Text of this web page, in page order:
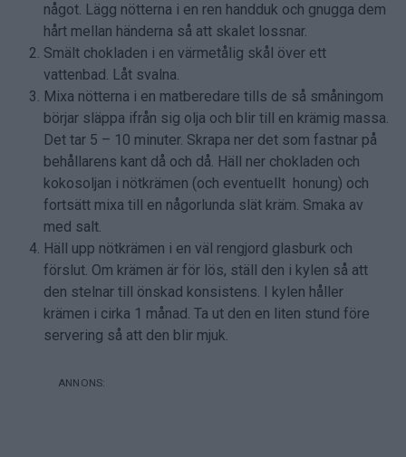
något. Lägg nötterna i en ren handduk och gnugga dem
hårt mellan händerna så att skalet lossnar.
Smält chokladen i en värmetålig skål över ett
vattenbad. Låt svalna.
Mixa nötterna i en matberedare tills de så småningom
börjar släppa ifrån sig olja och blir till en krämig massa.
Det tar 5 – 10 minuter. Skrapa ner det som fastnar på
behållarens kant då och då. Häll ner chokladen och
kokosoljan i nötkrämen (och eventuellt honung) och
fortsätt mixa till en någorlunda slät kräm. Smaka av
med salt.
Häll upp nötkrämen i en väl rengjord glasburk och
förslut. Om krämen är för lös, ställ den i kylen så att
den stelnar till önskad konsistens. I kylen håller
krämen i cirka 1 månad. Ta ut den en liten stund före
servering så att den blir mjuk.